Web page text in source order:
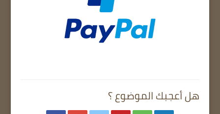
هل أعجبك الموضوع ؟